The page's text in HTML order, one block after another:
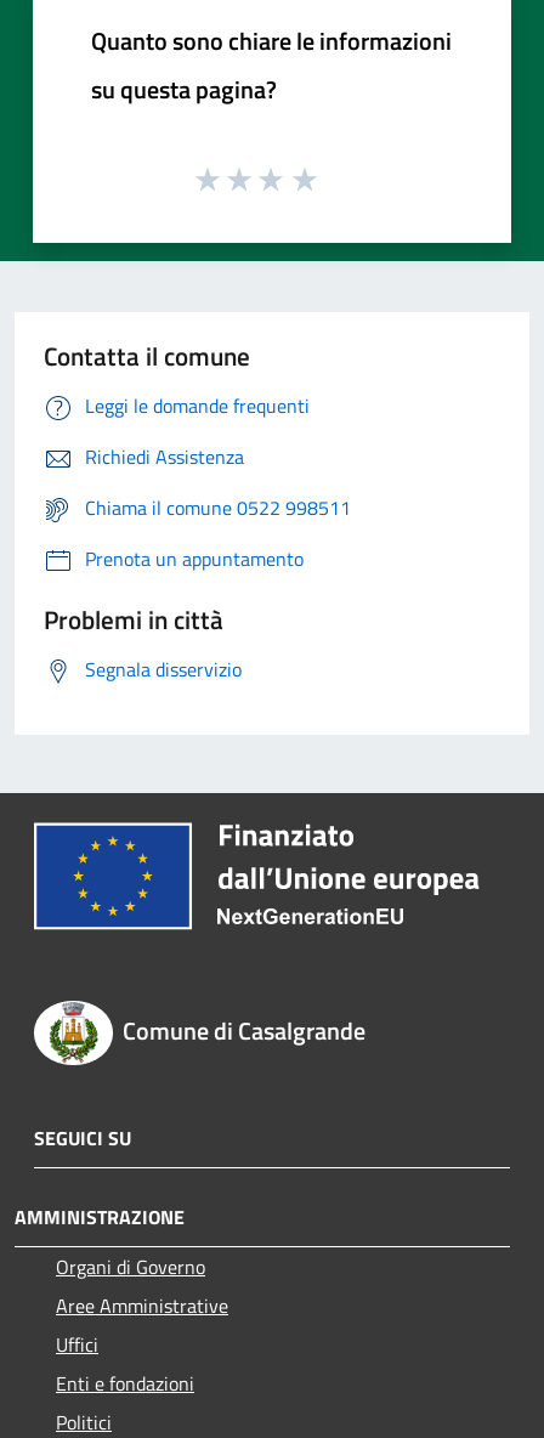
Quanto sono chiare le informazioni
su questa pagina?
Contatta il comune
Leggi le domande frequenti
Richiedi Assistenza
Chiama il comune 0522 998511
Prenota un appuntamento
Problemi in città
Segnala disservizio
Comune di Casalgrande
SEGUICI SU
AMMINISTRAZIONE
Organi di Governo
Aree Amministrative
Uffici
Enti e fondazioni
Politici